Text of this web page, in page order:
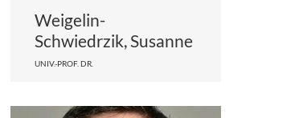
Weigelin-
Schwiedrzik, Susanne
UNIV.-PROF. DR.